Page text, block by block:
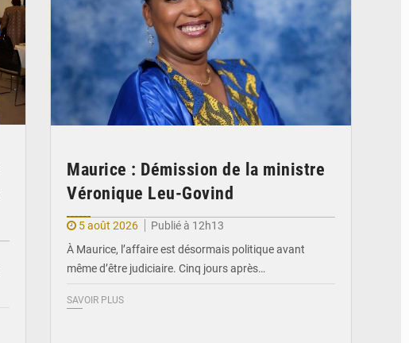
Maurice : Démission de la ministre
Véronique Leu-Govind
5 août 2026
Publié à 12h13
À Maurice, l’affaire est désormais politique avant
même d’être judiciaire. Cinq jours après…
SAVOIR PLUS